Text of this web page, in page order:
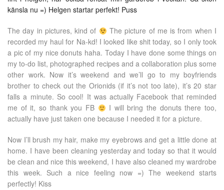
känsla nu =) Helgen startar perfekt! Puss
The day in pictures, kind of
The picture of me is from when I
recorded my haul for Na-kd! I looked like shit today, so I only took
a pic of my nice donuts haha. Today I have done some things on
my to-do list, photographed recipes and a collaboration plus some
other work. Now it’s weekend and we’ll go to my boyfriends
brother to check out the Orionids (if it’s not too late), it’s 20 star
falls a minute. So cool! It was actually Facebook that reminded
me of it, so thank you FB
I will bring the donuts there too,
actually have just taken one because I needed it for a picture.
Now I’ll brush my hair, make my eyebrows and get a little done at
home. I have been cleaning yesterday and today so that it would
be clean and nice this weekend, I have also cleaned my wardrobe
this week. Such a nice feeling now =) The weekend starts
perfectly! Kiss